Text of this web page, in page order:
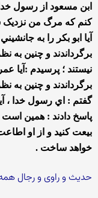
ابن مسعود از رسول
کنم که مرگ من
آيا ابو بکر را به
برگرداندند و چنين به
نيستند ؛ پرسيدم :آيا
برگرداندند و چنين به
گفتم : اي رسول خدا ،
پاسخ دادند : همين است
بيعت کنيد و از او
خواهد ساخت .
حدیث و راوی و رجال